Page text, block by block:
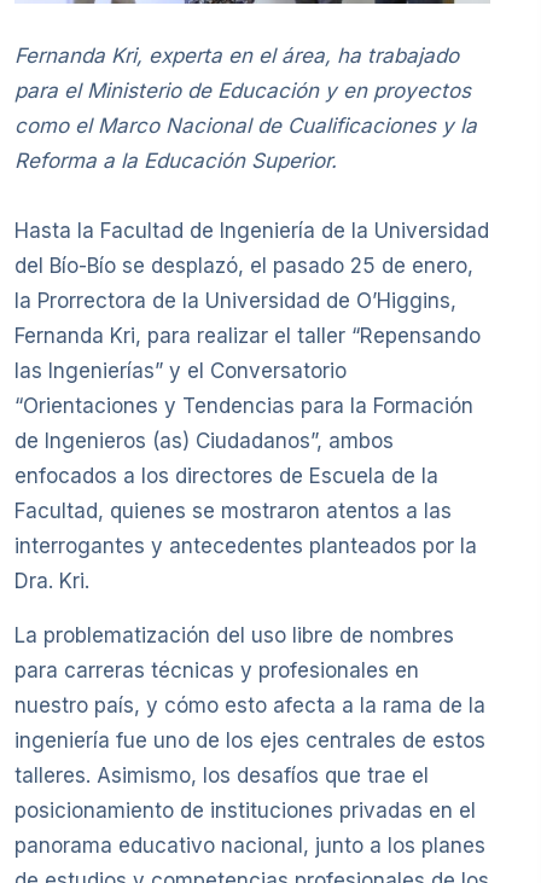
Fernanda Kri, experta en el área, ha trabajado
para el Ministerio de Educación y en proyectos
como el Marco Nacional de Cualificaciones y la
Reforma a la Educación Superior.
Hasta la Facultad de Ingeniería de la Universidad
del Bío-Bío se desplazó, el pasado 25 de enero,
la Prorrectora de la Universidad de O’Higgins,
Fernanda Kri, para realizar el taller “Repensando
las Ingenierías” y el Conversatorio
“Orientaciones y Tendencias para la Formación
de Ingenieros (as) Ciudadanos”, ambos
enfocados a los directores de Escuela de la
Facultad, quienes se mostraron atentos a las
interrogantes y antecedentes planteados por la
Dra. Kri.
La problematización del uso libre de nombres
para carreras técnicas y profesionales en
nuestro país, y cómo esto afecta a la rama de la
ingeniería fue uno de los ejes centrales de estos
talleres. Asimismo, los desafíos que trae el
posicionamiento de instituciones privadas en el
panorama educativo nacional, junto a los planes